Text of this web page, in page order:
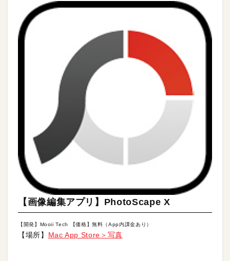
【画像編集アプリ】PhotoScape X
【開発】Mooii Tech 【価格】無料（App内課金あり）
【場所】 Mac App Store＞写真